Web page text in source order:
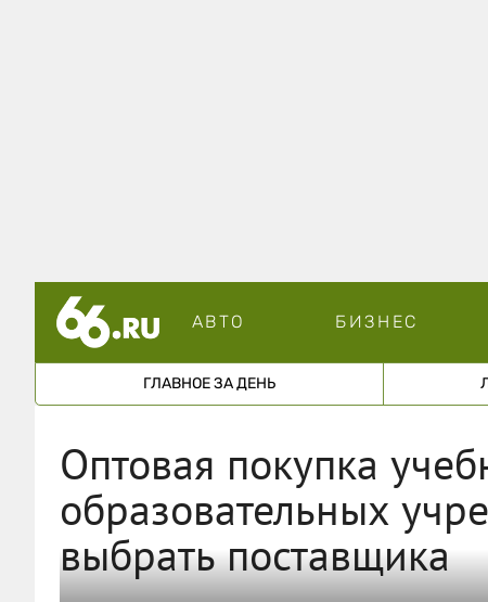
АВТО БИЗНЕС
ГЛАВНОЕ ЗА ДЕНЬ
Оптовая покупка
образовательных
выбрать поставщика